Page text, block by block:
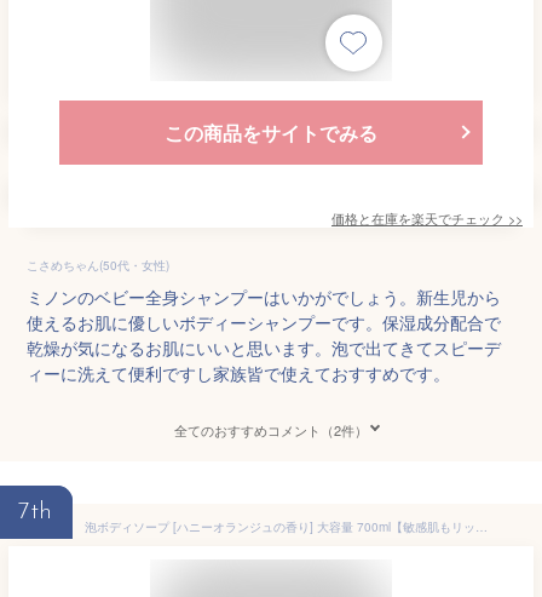
この商品をサイトでみる
価格と在庫を楽天でチェック >>
こさめちゃん(50代・女性)
ミノンのベビー全身シャンプーはいかがでしょう。新生児から
使えるお肌に優しいボディーシャンプーです。保湿成分配合で
乾燥が気になるお肌にいいと思います。泡で出てきてスピーデ
ィーに洗えて便利ですし家族皆で使えておすすめです。
全てのおすすめコメント（2件）
7th
泡ボディソープ [ハニーオランジュの香り] 大容量 700ml【敏感肌もリッチに潤う】ダイアンボタニカル ディープモイスト 詰め替え